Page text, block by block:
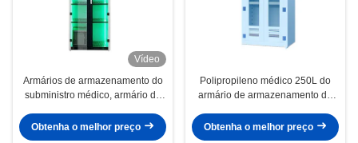
Vídeo
Armários de armazenamento do
subministro médico, armário de
médico
Obtenha o melhor preço
Polipropileno médico 250L do
armário de armazenamento do
Obtenha o melhor preço